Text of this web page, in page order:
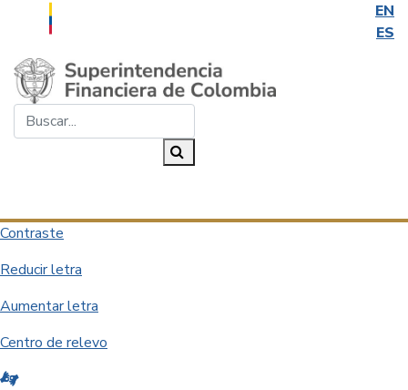
EN
ES
Saltar al contenido principal
Contraste
Reducir letra
Aumentar letra
Centro de relevo